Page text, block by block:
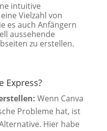
intuitive
Vielzahl von
es auch Anfängern
aussehende
zu erstellen.
Express?
Wenn Canva
Probleme hat, ist
Hier habe